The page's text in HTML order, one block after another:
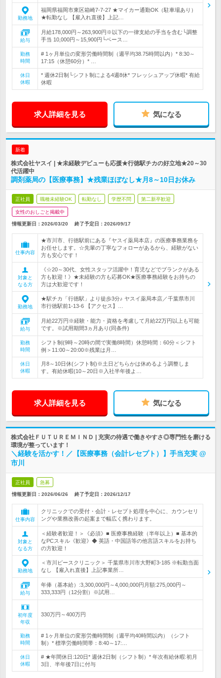
勤務地
福岡県福岡市東区箱崎7‐7‐27 ★マイカー通勤OK（駐車場あり）
★転勤なし 【雇入れ直後】上記…
給与
月給178,000円～263,900円※以下の一律支給の手当を含む└調整
手当 10,000円～15,900円└ベース…
勤務
時間
# 1ヶ月単位の変形労働時間制（週平均38.75時間以内）* 8:30～
17:15（休憩60分）* …
休日
休暇
* 週休2日制└シフト制による4週8休* フレッシュアップ休暇* 有給
休暇
求人詳細を見る 気になる
新着
株式会社ヤスイ | ★未経験デビューも応援★行徳駅チカの好立地★20～30
代活躍中
調剤薬局の【医療事務】★残業ほぼなし★月8～10日お休み
正社員 職種未経験OK 転勤なし 学歴不問 第二新卒歓迎
女性のおしごと掲載中
情報更新日：2026/03/20 終了予定日： 2026/09/17
仕事内容
★市川市、行徳駅前にある『ヤスイ薬局本店』の医療事務業務を
お任せします。☆先輩の丁寧なフォローがあるから、経験がない
方も安心です！
対象と
なる方
《☆20～30代、女性スタッフ活躍中！育児などでブランクがある
方も歓迎！》★未経験の方も応募OK★医療事務経験をお持ちの
方は大歓迎です！
勤務地
★駅チカ「行徳駅」より徒歩3分♪ ヤスイ薬局本店／千葉県市川
市行徳駅前1-13-6 【アクセス】…
給与
月給22万円※経験・能力・資格を考慮して月給22万円以上も可能
です。※試用期間3ヵ月あり(同条件)
勤務
時間
シフト制(9時～20時の間で実働8時間）休憩時間：60分＜シフト
例＞11:00～20:00※残業は月…
休日
休暇
月8～10日休(シフト制)※土日どちらかは休めるよう調整しま
す。有給休暇(10～20日※入社半年後よ…
求人詳細を見る 気になる
株式会社ＦＵＴＵＲＥＭＩＮＤ | 充実の待遇で働きやすさ◎専門性を磨ける
環境が整っています！
＼経験を活かす！／【医療事務（会計レセプト）】手当充実 @
市川
正社員 急募
情報更新日：2026/06/26 終了予定日： 2026/12/17
仕事内容
クリニックでの受付・会計・レセプト処理を中心に、カウンセリ
ングや業務改善の起案まで幅広く携わります。
対象と
なる方
＜経験者歓迎！＞《必須》■ 医療事務経験（半年以上）■ 基本的
なPCスキル《歓迎》◆ 英語・中国語等の他言語スキルをお持ち
の方歓迎！
勤務地
＜市川ピースクリニック＞ 千葉県市川市大野町3-185 ※転勤当面
なし 【雇入れ直後】上記事業所…
給与
年俸（基本給）:3,300,000円～4,000,000円月額:275,000円～
333,333円（12分割）※試用…
初年度
年収
330万円～400万円
勤務
時間
# 1ヶ月単位の変形労働時間制（週平均40時間以内）（シフト
制）* 標準労働時間帯：8:40～17:…
休日
休暇
# ★年間休日:120日* 週休2日制（シフト制）* 年次有給休暇:初月
3日、半年後7日に付与